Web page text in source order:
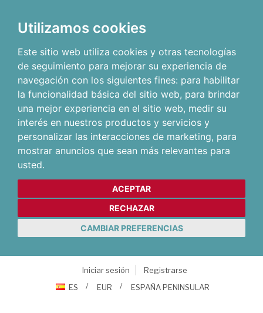
Utilizamos cookies
Este sitio web utiliza cookies y otras tecnologías
de seguimiento para mejorar su experiencia de
navegación con los siguientes fines: para habilitar
la funcionalidad básica del sitio web, para brindar
una mejor experiencia en el sitio web, medir su
interés en nuestros productos y servicios y
personalizar las interacciones de marketing, para
mostrar anuncios que sean más relevantes para
usted.
ACEPTAR
RECHAZAR
CAMBIAR PREFERENCIAS
Iniciar sesión
Registrarse
ES
EUR ESPAÑA PENINSULAR